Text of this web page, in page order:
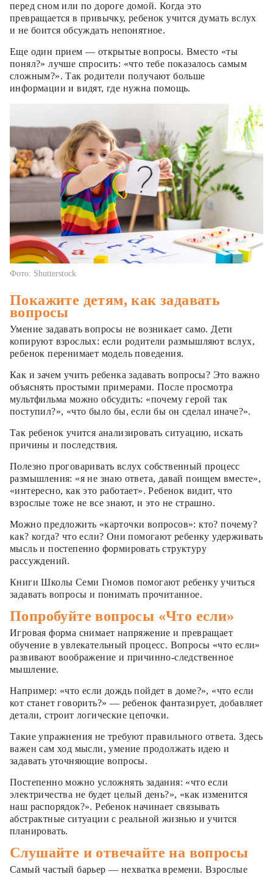
перед сном или по дороге домой. Когда это
превращается в привычку, ребенок учится думать вслух
и не боится обсуждать непонятное.
Еще один прием — открытые вопросы. Вместо «ты
понял?» лучше спросить: «что тебе показалось самым
сложным?». Так родители получают больше
информации и видят, где нужна помощь.
Фото: Shutterstock
Покажите детям, как задавать
вопросы
Умение задавать вопросы не возникает само. Дети
копируют взрослых: если родители размышляют вслух,
ребенок перенимает модель поведения.
Как и зачем учить ребенка задавать вопросы? Это важно
объяснять простыми примерами. После просмотра
мультфильма можно обсудить: «почему герой так
поступил?», «что было бы, если бы он сделал иначе?».
Так ребенок учится анализировать ситуацию, искать
причины и последствия.
Полезно проговаривать вслух собственный процесс
размышления: «я не знаю ответа, давай поищем вместе»,
«интересно, как это работает». Ребенок видит, что
взрослые тоже не все знают, и это не страшно.
Можно предложить «карточки вопросов»: кто? почему?
как? когда? что если? Они помогают ребенку удерживать
мысль и постепенно формировать структуру
рассуждений.
Книги Школы Семи Гномов помогают ребенку учиться
задавать вопросы и понимать прочитанное.
Попробуйте вопросы «Что если»
Игровая форма снимает напряжение и превращает
обучение в увлекательный процесс. Вопросы «что если»
развивают воображение и причинно-следственное
мышление.
Например: «что если дождь пойдет в доме?», «что если
кот станет говорить?» — ребенок фантазирует, добавляет
детали, строит логические цепочки.
Такие упражнения не требуют правильного ответа. Здесь
важен сам ход мысли, умение продолжать идею и
задавать уточняющие вопросы.
Постепенно можно усложнять задания: «что если
электричества не будет целый день?», «как изменится
наш распорядок?». Ребенок начинает связывать
абстрактные ситуации с реальной жизнью и учится
планировать.
Слушайте и отвечайте на вопросы
Самый частый барьер — нехватка времени. Взрослые